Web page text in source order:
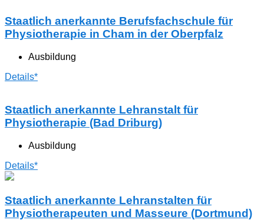
Staatlich anerkannte Berufsfachschule für
Physiotherapie in Cham in der Oberpfalz
Ausbildung
Details*
Staatlich anerkannte Lehranstalt für
Physiotherapie (Bad Driburg)
Ausbildung
Details*
Staatlich anerkannte Lehranstalten für
Physiotherapeuten und Masseure (Dortmund)